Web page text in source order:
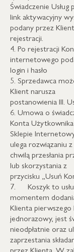
Świadczenie
link aktywacyjny
podany przez
rejestracji.
4. Po rejestracji
internetowego
login i hasło
5. Sprzedawca
Klient narusza
postanowienia III.
6. Umowa o
Konta
Sklepie
ulega rozwiązaniu z
chwilą przesłania
lub skorzystania z
przycisku „Usuń
7. Koszyk to
momentem
Klienta
jednorazowy, jest
nieodpłatnie oraz
zaprzestania